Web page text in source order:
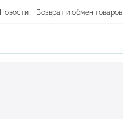
Новости Возврат и обмен товаров